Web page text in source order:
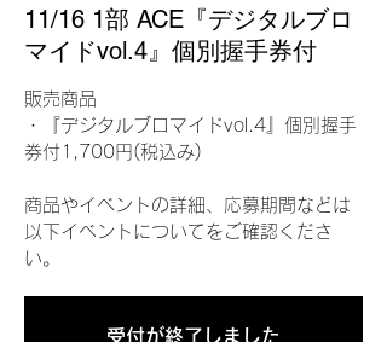
11/16 1部 ACE『デジタルブロ
マイドvol.4』個別握手券付
販売商品
・『デジタルブロマイドvol.4』個別握手
券付1,700円(税込み)
商品やイベントの詳細、応募期間などは
以下イベントについてをご確認くださ
い。
受付が終了しました